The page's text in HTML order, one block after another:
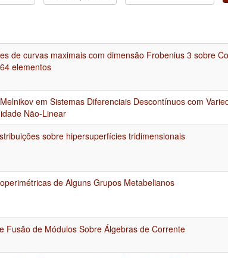
de curvas maximais com dimensão Frobenius 3 sobre
elementos
em Sistemas Diferenciais Descontínuos com
Não-Linear
sobre hipersuperfícies tridimensionais
de Alguns Grupos Metabelianos
Fusão de Módulos Sobre Álgebras de Corrente